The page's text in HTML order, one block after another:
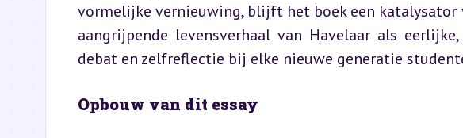
vormelijke vernieuwing, blijft het boek een
aangrijpende levensverhaal van Havelaar als
debat en zelfreflectie bij elke nieuwe generatie
Opbouw van dit essay